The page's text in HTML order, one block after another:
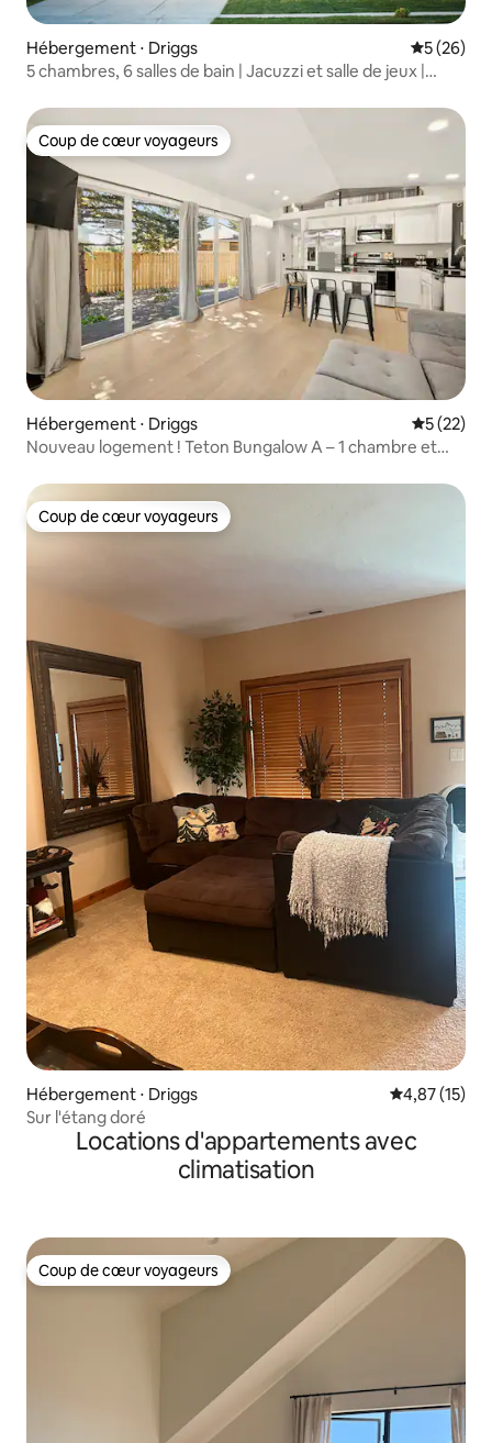
Hébergement ⋅ Driggs
5 (26)
5 chambres, 6 salles de bain | Jacuzzi et salle de jeux |
Coup de cœur voyageurs
Coup de cœur voyageurs
Hébergement ⋅ Driggs
5 (22)
Nouveau logement ! Teton Bungalow A – 1 chambre et
Coup de cœur voyageurs
Coup de cœur voyageurs
Hébergement ⋅ Driggs Évaluation
4,87 (15)
Sur l'étang doré
Locations d'appartements avec
climatisation
Coup de cœur voyageurs
Coup de cœur voyageurs